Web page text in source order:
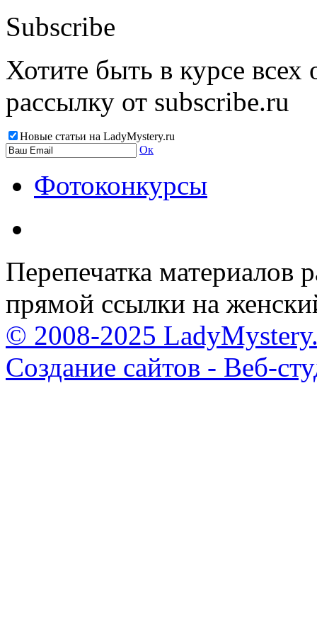
Subscribe
Хотите быть в курсе
рассылку от subscribe.ru
Новые статьи на LadyMystery.ru
Ок
Фотоконкурсы
Перепечатка материалов
прямой ссылки на
© 2008-2025
Создание сайтов - Веб-